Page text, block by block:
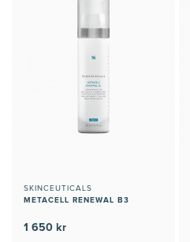
SKINCEUTICALS
METACELL RENEWAL B3
1 650 kr